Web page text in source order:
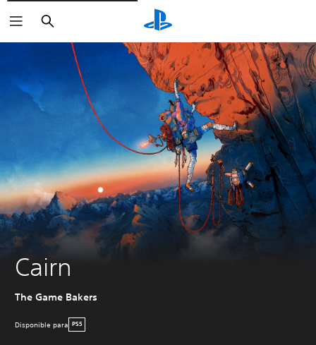
Buscar
Cairn
The Game Bakers
Disponible para PS5